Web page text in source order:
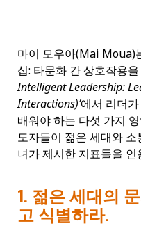
마이 모우아(Mai Moua)
십: 타문화 간 상호작용
Intelligent Leadership:
Interactions)’에서 리더
배워야 하는 다섯 가지
도자들이 젊은 세대와
녀가 제시한 지표들을 인
1. 젊은 세대의
고 식별하라.